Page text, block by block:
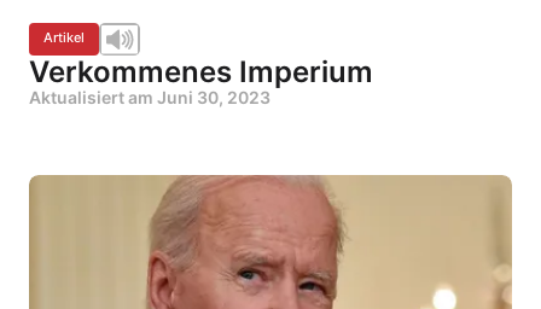
Artikel
Verkommenes Imperium
Aktualisiert am Juni 30, 2023